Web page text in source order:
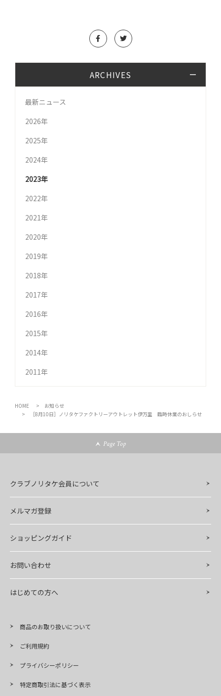
ARCHIVES
最新ニュース
2026年
2025年
2024年
2023年
2022年
2021年
2020年
2019年
2018年
2017年
2016年
2015年
2014年
2011年
HOME
お知らせ
［8月10日］ノリタケファクトリーアウトレット伊万里 臨時休業のおしらせ
Page Top
クラブノリタケ会員について
メルマガ登録
ショッピングガイド
お問い合わせ
はじめての方へ
商品のお取り扱いについて
ご利用規約
プライバシーポリシー
特定商取引法に基づく表示